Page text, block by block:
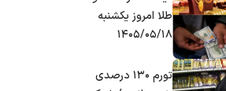
طلا امروز یکشنبه
۱۴۰۵/۰۵/۱۸
تورم ۱۳۰ درصدی